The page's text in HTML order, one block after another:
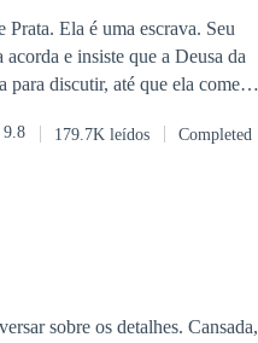
Ela é uma escrava. Seu
e insiste que a Deusa da
para discutir, até que ela começa
Alfa com uma reputação de
9.8 179.7K leídos Completed
sobre os detalhes. Cansada,